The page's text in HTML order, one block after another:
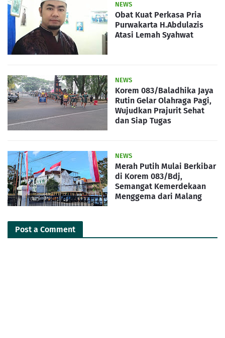
NEWS
Obat Kuat Perkasa Pria
Purwakarta H.Abdulazis
Atasi Lemah Syahwat
NEWS
Korem 083/Baladhika Jaya
Rutin Gelar Olahraga Pagi,
Wujudkan Prajurit Sehat
dan Siap Tugas
NEWS
Merah Putih Mulai Berkibar
di Korem 083/Bdj,
Semangat Kemerdekaan
Menggema dari Malang
Post a Comment